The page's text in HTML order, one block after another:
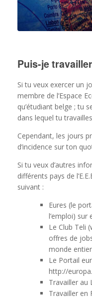
Puis-je
Si tu veux exercer un
membre de l’Espace
qu’étudiant belge ; tu
dans lequel tu
Cependant, les jours
d’incidence sur ton
Si tu veux d’autres
différents pays de
suivant :
Eures (le
l’emploi) sur
Le Club Teli
offres de
monde
Le Portail
http://
Travailler au
Travailler en